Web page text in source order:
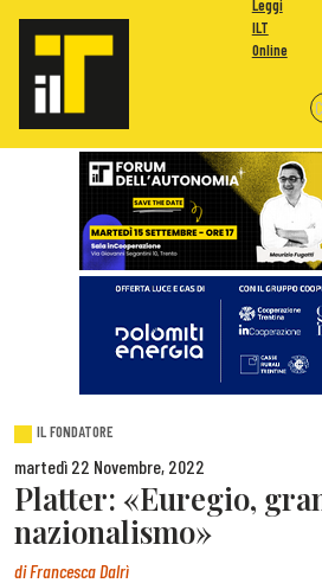
Leggi
ILT
Online
IL FONDATORE
martedì 22 Novembre, 2022
Platter: «Euregio,
nazionalismo»
diFrancesca Dalrì